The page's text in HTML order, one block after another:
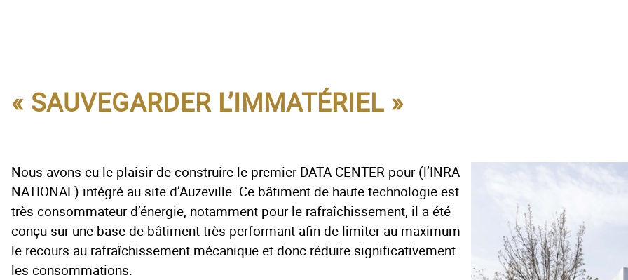
« SAUVEGARDER L’IMMATÉRIEL »
Nous avons eu le plaisir de construire le premier DATA CENTER pour (l’INRA
NATIONAL) intégré au site d’Auzeville. Ce bâtiment de haute technologie est
très consommateur d’énergie, notamment pour le rafraîchissement, il a été
conçu sur une base de bâtiment très performant afin de limiter au maximum
le recours au rafraîchissement mécanique et donc réduire significativement
les consommations.